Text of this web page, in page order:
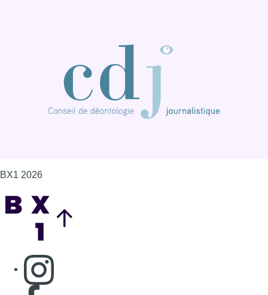
BX1 2026
Consulter page Instagram
Consulter page Facebook